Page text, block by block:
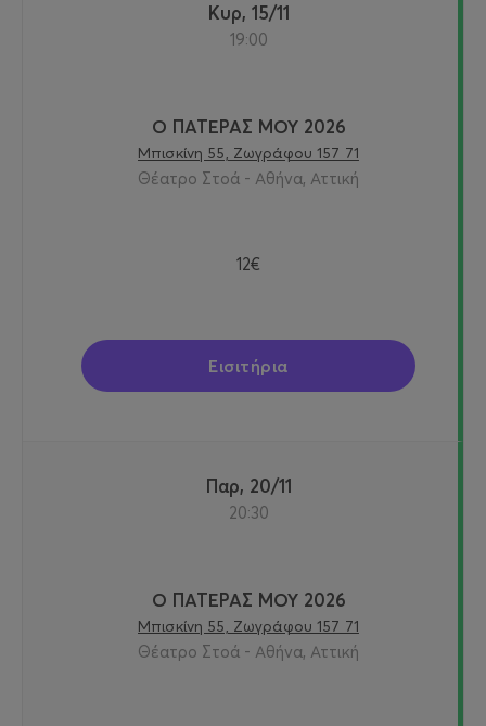
Κυρ, 15/11
19:00
Ο ΠΑΤΕΡΑΣ ΜΟΥ 2026
Μπισκίνη 55, Ζωγράφου 157 71
Θέατρο Στοά - Αθήνα, Αττική
12€
Εισιτήρια
Παρ, 20/11
20:30
Ο ΠΑΤΕΡΑΣ ΜΟΥ 2026
Μπισκίνη 55, Ζωγράφου 157 71
Θέατρο Στοά - Αθήνα, Αττική